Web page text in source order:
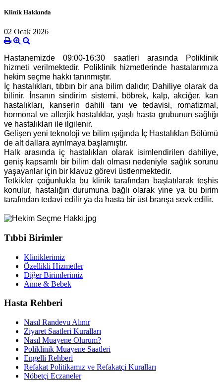
Klinik Hakkında
02 Ocak 2026
Hastanemizde 09:00-16:30 saatleri arasında Poliklinik
hizmeti verilmektedir. Poliklinik hizmetlerinde hastalarımıza
hekim seçme hakkı tanınmıştır.
İç hastalıkları, tıbbın bir ana bilim dalıdır; Dahiliye olarak da
bilinir. İnsanın sindirim sistemi, böbrek, kalp, akciğer, kan
hastalıkları, kanserin dahili tanı ve tedavisi, romatizmal,
hormonal ve allerjik hastalıklar, yaşlı hasta grubunun sağlığı
ve hastalıkları ile ilgilenir.
Gelişen yeni teknoloji ve bilim ışığında İç Hastalıkları Bölümü
de alt dallara ayrılmaya başlamıştır.
Halk arasında iç hastalıkları olarak isimlendirilen dahiliye,
geniş kapsamlı bir bilim dalı olması nedeniyle sağlık sorunu
yaşayanlar için bir klavuz görevi üstlenmektedir.
Tetkikler çoğunlukla bu klinik tarafından başlatılarak teşhis
konulur, hastalığın durumuna bağlı olarak yine ya bu birim
tarafından tedavi edilir ya da hasta bir üst branşa sevk edilir.
Tıbbi Birimler
Kliniklerimiz
Özellikli Hizmetler
Diğer Birimlerimiz
Anne & Bebek
Hasta Rehberi
Nasıl Randevu Alınır
Ziyaret Saatleri Kuralları
Nasıl Muayene Olurum?
Poliklinik Muayene Saatleri
Engelli Rehberi
Refakat Politikamız ve Refakatçi Kuralları
Nöbetçi Eczaneler